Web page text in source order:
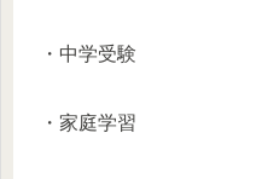
・中学受験
・家庭学習